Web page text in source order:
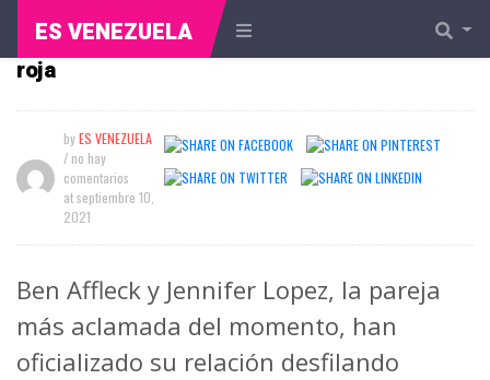
ES VENEZUELA
Después de 17 años, Jlo y Ben Affleck
vuelven a desfilar juntos en una alfombra
roja
byES VENEZUELA
/ no hay
comentarios
atseptiembre 10,
2021
Ben Affleck y Jennifer Lopez, la pareja
más aclamada del momento, han
oficializado su relación desfilando